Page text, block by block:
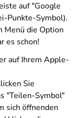
auf "Google
Punkte-Symbol).
Menü die Option
es schon!
auf Ihrem Apple-
Sie
"Teilen-Symbol"
sich öffnenden